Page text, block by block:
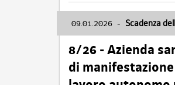
09.01.2026 - Scadenza
8/26 - Azienda
di